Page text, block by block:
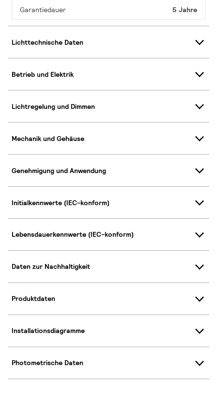
Garantiedauer 5 Jahre
Lichttechnische Daten
Betrieb und Elektrik
Lichtregelung und Dimmen
Mechanik und Gehäuse
Genehmigung und Anwendung
Initialkennwerte (IEC-konform)
Lebensdauerkennwerte (IEC-konform)
Daten zur Nachhaltigkeit
Produktdaten
Installationsdiagramme
Photometrische Daten